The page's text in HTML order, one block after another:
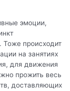
эмоции,
Тоже происходит
на занятиях
для движения
прожить весь
доставляющих